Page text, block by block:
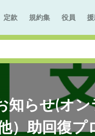
定款 規約集 役員
知らせ(オ
）助回復